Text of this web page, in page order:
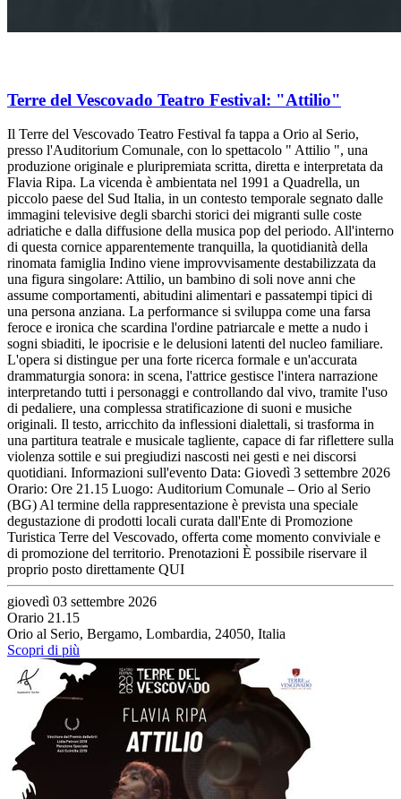
Terre del Vescovado Teatro Festival: "Attilio"
Il Terre del Vescovado Teatro Festival fa tappa a Orio al Serio,
presso l'Auditorium Comunale, con lo spettacolo " Attilio ", una
produzione originale e pluripremiata scritta, diretta e interpretata da
Flavia Ripa. La vicenda è ambientata nel 1991 a Quadrella, un
piccolo paese del Sud Italia, in un contesto temporale segnato dalle
immagini televisive degli sbarchi storici dei migranti sulle coste
adriatiche e dalla diffusione della musica pop del periodo. All'interno
di questa cornice apparentemente tranquilla, la quotidianità della
rinomata famiglia Indino viene improvvisamente destabilizzata da
una figura singolare: Attilio, un bambino di soli nove anni che
assume comportamenti, abitudini alimentari e passatempi tipici di
una persona anziana. La performance si sviluppa come una farsa
feroce e ironica che scardina l'ordine patriarcale e mette a nudo i
sogni sbiaditi, le ipocrisie e le delusioni latenti del nucleo familiare.
L'opera si distingue per una forte ricerca formale e un'accurata
drammaturgia sonora: in scena, l'attrice gestisce l'intera narrazione
interpretando tutti i personaggi e controllando dal vivo, tramite l'uso
di pedaliere, una complessa stratificazione di suoni e musiche
originali. Il testo, arricchito da inflessioni dialettali, si trasforma in
una partitura teatrale e musicale tagliente, capace di far riflettere sulla
violenza sottile e sui pregiudizi nascosti nei gesti e nei discorsi
quotidiani. Informazioni sull'evento Data: Giovedì 3 settembre 2026
Orario: Ore 21.15 Luogo: Auditorium Comunale – Orio al Serio
(BG) Al termine della rappresentazione è prevista una speciale
degustazione di prodotti locali curata dall'Ente di Promozione
Turistica Terre del Vescovado, offerta come momento conviviale e
di promozione del territorio. Prenotazioni È possibile riservare il
proprio posto direttamente QUI
giovedì 03 settembre 2026
Orario 21.15
Orio al Serio, Bergamo, Lombardia, 24050, Italia
Scopri di più